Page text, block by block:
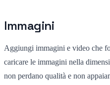
Immagini
Aggiungi immagini e video che
caricare le immagini nella
non perdano qualità e non